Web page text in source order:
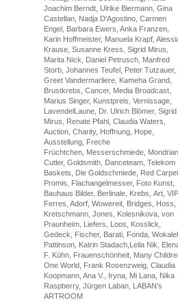
Joachim Berndt, Ulrike Biermann, Gina
Castellan, Nadja D'Agostino, Carmen
Engel, Barbara Ewers, Anka Franzen,
Karin Hoffmeister, Manuela Krapf,
Krause, Susanne Kress, Sigrid Mirus,
Marita Nick, Daniel Petrusch, Manfred
Storb, Johannes Teufel, Peter Tutzauer,
Greet Vandermarliere, Kameha Grand,
Brustkrebs, Cancer, Media Broadcast,
Marius Singer, Kunstpreis, Vernissage,
LavendelLaune, Dr. Ulrich Blömer, Sigrid
Mirus, Renate Pfahl, Claudia Waters,
Auction, Charity, Hoffnung, Hope,
Ausstellung, Freche
Früchtchen, Messerschmiede, Mondrian,
Cutler, Goldsmith, Danceteam, Telekom
Baskets, Die Goldschmiede, Red Carpet,
Promis, Flachangelmesser, Foto Kunst,
Bauhaus Bilder, Berlinale, Krebs, Art, VIP,
Ferres, Adorf, Wowereit, Bridges, Hoss,
Kretschmann, Jones, Kolesnikova, von
Praunheim, Liefers, Loos, Kosslick,
Gedeck, Fischer, Barati, Fonda,
Pattinson, Katrin Stadach,Leila Nik,
F. Kühn, Frauenschönheit, Many
One World, Frank Rosenzweig, Claudia
Koopmann, Ana V., Iryna, Mi Lana, Nika
Raspberry, Jürgen Laban, LABAN's
ARTROOM